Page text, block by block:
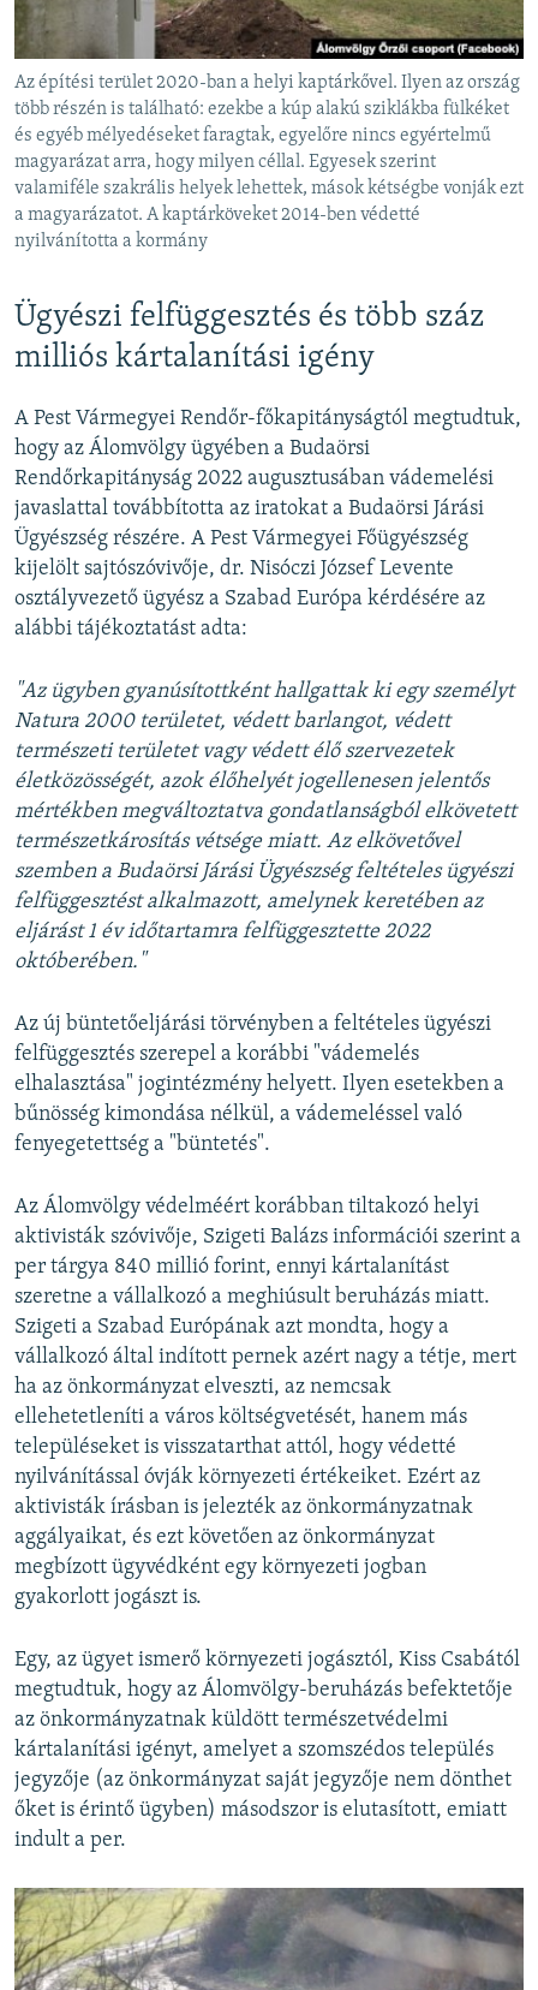
Az építési terület 2020-ban a helyi kaptárkővel. Ilyen az ország
több részén is található: ezekbe a kúp alakú sziklákba fülkéket
és egyéb mélyedéseket faragtak, egyelőre nincs egyértelmű
magyarázat arra, hogy milyen céllal. Egyesek szerint
valamiféle szakrális helyek lehettek, mások kétségbe vonják ezt
a magyarázatot. A kaptárköveket 2014-ben védetté
nyilvánította a kormány
Ügyészi felfüggesztés és több száz
milliós kártalanítási igény
A Pest Vármegyei Rendőr-főkapitányságtól megtudtuk,
hogy az Álomvölgy ügyében a Budaörsi
Rendőrkapitányság 2022 augusztusában vádemelési
javaslattal továbbította az iratokat a Budaörsi Járási
Ügyészség részére. A Pest Vármegyei Főügyészség
kijelölt sajtószóvivője, dr. Nisóczi József Levente
osztályvezető ügyész a Szabad Európa kérdésére az
alábbi tájékoztatást adta:
"Az ügyben gyanúsítottként hallgattak ki egy személyt
Natura 2000 területet, védett barlangot, védett
természeti területet vagy védett élő szervezetek
életközösségét, azok élőhelyét jogellenesen jelentős
mértékben megváltoztatva gondatlanságból elkövetett
természetkárosítás vétsége miatt. Az elkövetővel
szemben a Budaörsi Járási Ügyészség feltételes ügyészi
felfüggesztést alkalmazott, amelynek keretében az
eljárást 1 év időtartamra felfüggesztette 2022
októberében."
Az új büntetőeljárási törvényben a feltételes ügyészi
felfüggesztés szerepel a korábbi "vádemelés
elhalasztása" jogintézmény helyett. Ilyen esetekben a
bűnösség kimondása nélkül, a vádemeléssel való
fenyegetettség a "büntetés".
Az Álomvölgy védelméért korábban tiltakozó helyi
aktivisták szóvivője, Szigeti Balázs információi szerint a
per tárgya 840 millió forint, ennyi kártalanítást
szeretne a vállalkozó a meghiúsult beruházás miatt.
Szigeti a Szabad Európának azt mondta, hogy a
vállalkozó által indított pernek azért nagy a tétje, mert
ha az önkormányzat elveszti, az nemcsak
ellehetetleníti a város költségvetését, hanem más
településeket is visszatarthat attól, hogy védetté
nyilvánítással óvják környezeti értékeiket. Ezért az
aktivisták írásban is jelezték az önkormányzatnak
aggályaikat, és ezt követően az önkormányzat
megbízott ügyvédként egy környezeti jogban
gyakorlott jogászt is.
Egy, az ügyet ismerő környezeti jogásztól, Kiss Csabától
megtudtuk, hogy az Álomvölgy-beruházás befektetője
az önkormányzatnak küldött természetvédelmi
kártalanítási igényt, amelyet a szomszédos település
jegyzője (az önkormányzat saját jegyzője nem dönthet
őket is érintő ügyben) másodszor is elutasított, emiatt
indult a per.